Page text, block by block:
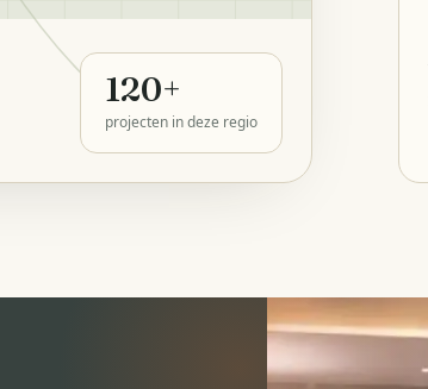
120+
projecten in deze regio